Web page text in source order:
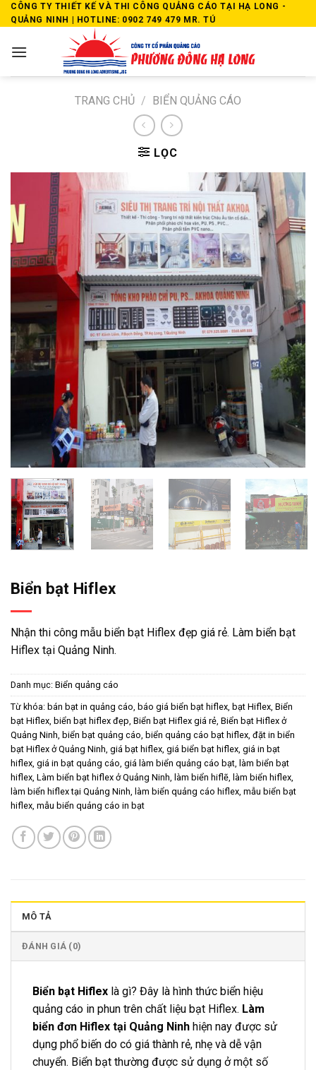
Skip
to
CÔNG TY THIẾT KẾ VÀ THI CÔNG QUẢNG CÁO TẠI HẠ LONG -
QUẢNG NINH | HOTLINE: 0902 749 479 MR. TÚ
TRANG CHỦ / BIỂN QUẢNG CÁO
LỌC
Biển bạt Hiflex
Nhận thi công mẫu biển bạt Hiflex đẹp giá rẻ. Làm biển bạt
Hiflex tại Quảng Ninh.
Danh mục: Biển quảng cáo
Từ khóa: bán bạt in quảng cáo, báo giá biển bạt hiflex, bạt Hiflex, Biển
bạt Hiflex, biển bạt hiflex đẹp, Biển bạt Hiflex giá rẻ, Biển bạt Hiflex ở
Quảng Ninh, biển bạt quảng cáo, biển quảng cáo bạt hiflex, đặt in biển
bạt Hiflex ở Quảng Ninh, giá bạt hiflex, giá biển bạt hiflex, giá in bạt
hiflex, giá in bạt quảng cáo, giá làm biển quảng cáo bạt, làm biển bạt
hiflex, Làm biển bạt hiflex ở Quảng Ninh, làm biển hiflẽ, làm biển hiflex,
làm biển hiflex tại Quảng Ninh, làm biển quảng cáo hiflex, mẫu biển bạt
hiflex, mẫu biển quảng cáo in bạt
MÔ TẢ
ĐÁNH GIÁ (0)
Biển bạt Hiflex là gì? Đây là hình thức biển hiệu
quảng cáo in phun trên chất liệu bạt Hiflex. Làm
biển đơn Hiflex tại Quảng Ninh hiện nay được sử
dụng phổ biến do có giá thành rẻ, nhẹ và dễ vận
chuyển. Biển bạt thường được sử dụng ở một số